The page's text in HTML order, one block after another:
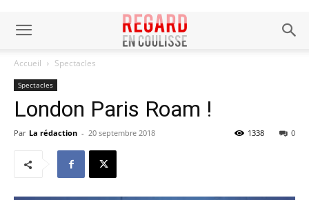
Accueil Spectacles
Spectacles
London Paris Roam !
Par La rédaction - 20 septembre 2018 0
1338